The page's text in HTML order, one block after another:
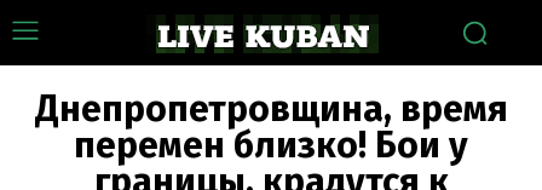
Днепропетровщина, время
перемен близко! Бои у